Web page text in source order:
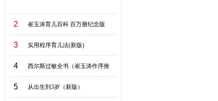
2 崔玉涛育儿百科 百万册纪念版
3 实用程序育儿法(新版)
4 西尔斯过敏全书（崔玉涛作序推
5 从出生到3岁（新版）